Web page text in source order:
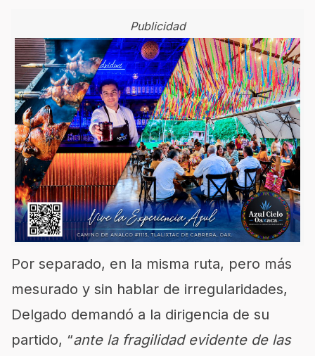
Publicidad
Por separado, en la misma ruta, pero más
mesurado y sin hablar de irregularidades,
Delgado demandó a la dirigencia de su
partido, “ante la fragilidad evidente de las